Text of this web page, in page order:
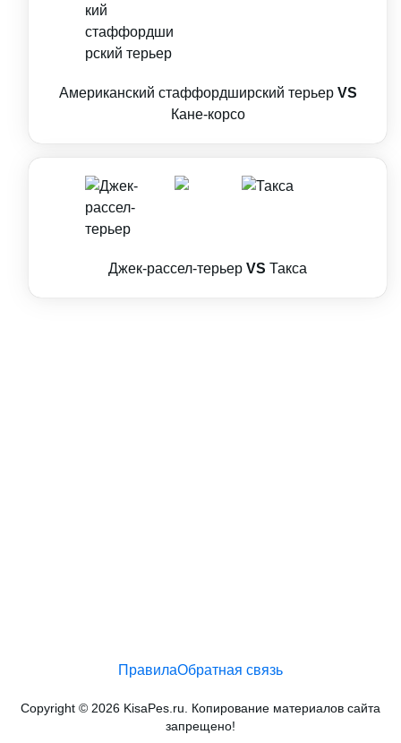
Американский стаффордширский терьер VS
Кане-корсо
Джек-рассел-терьер VS Такса
ПравилаОбратная связь
Copyright © 2026 KisaPes.ru. Копирование материалов сайта
запрещено!